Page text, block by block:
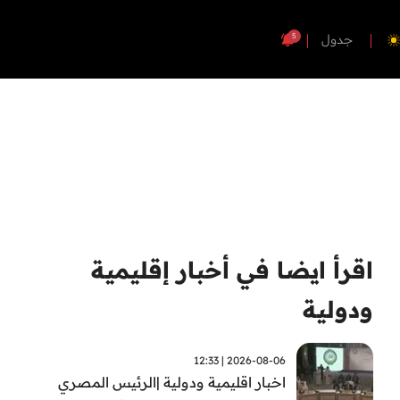
جدول 5
اقرأ ايضا في أخبار إقليمية
ودولية
2026-08-06 | 12:33
اخبار اقليمية ودولية |الرئيس المصري